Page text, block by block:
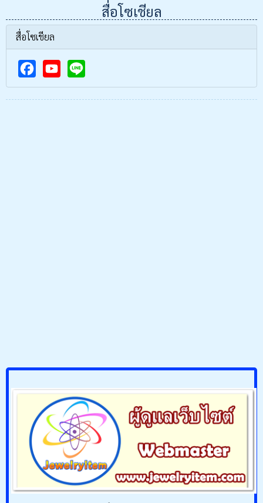
สื่อโซเชียล
สื่อโซเชียล
F
a
Y
o